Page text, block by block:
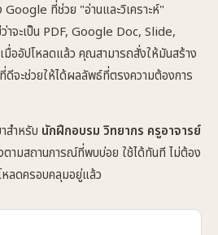
ที่ช่วย "อ่านและวิเคราะห์"
าจะเป็น PDF, Google Doc, Slide,
ออัปโหลดแล้ว คุณสามารถสั่งให้มันสร้าง
จะช่วยให้ได้ผลลัพธ์ที่ตรงความต้องการ
สำหรับ นักฝึกอบรม วิทยากร ครูอาจารย์
ตามสถานการณ์ที่พบบ่อย ใช้ได้ทันที ไม่ต้อง
หลดครอบคลุมอยู่แล้ว